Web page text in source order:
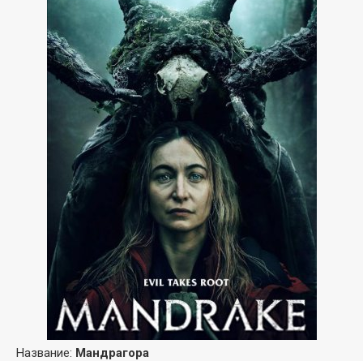
Название: Мандрагора